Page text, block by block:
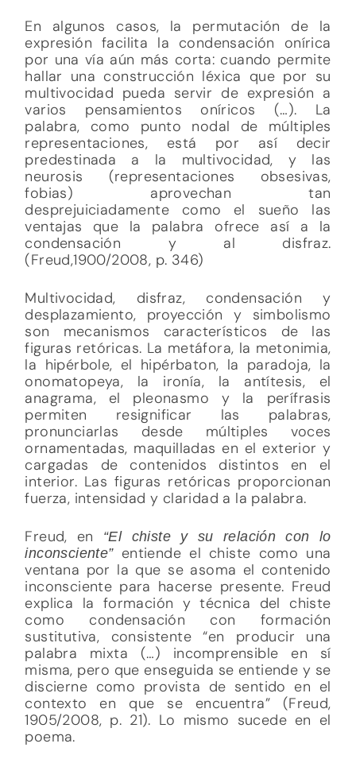
En algunos casos, la permutación de la
expresión facilita la condensación onírica
por una vía aún más corta: cuando permite
hallar una construcción léxica que por su
multivocidad pueda servir de expresión a
varios pensamientos oníricos (…). La
palabra, como punto nodal de múltiples
representaciones, está por así decir
predestinada a la multivocidad, y las
neurosis (representaciones obsesivas,
fobias) aprovechan tan
desprejuiciadamente como el sueño las
ventajas que la palabra ofrece así a la
condensación y al disfraz.
(Freud,1900/2008, p. 346)
Multivocidad, disfraz, condensación y
desplazamiento, proyección y simbolismo
son mecanismos característicos de las
figuras retóricas. La metáfora, la metonimia,
la hipérbole, el hipérbaton, la paradoja, la
onomatopeya, la ironía, la antítesis, el
anagrama, el pleonasmo y la perífrasis
permiten resignificar las palabras,
pronunciarlas desde múltiples voces
ornamentadas, maquilladas en el exterior y
cargadas de contenidos distintos en el
interior. Las figuras retóricas proporcionan
fuerza, intensidad y claridad a la palabra.
Freud, en
“El chiste y su relación con lo
inconsciente” entiende el chiste como una
ventana por la que se asoma el contenido
inconsciente para hacerse presente. Freud
explica la formación y técnica del chiste
como condensación con formación
sustitutiva, consistente “en producir una
palabra mixta (…) incomprensible en sí
misma, pero que enseguida se entiende y se
discierne como provista de sentido en el
contexto en que se encuentra” (Freud,
1905/2008, p. 21). Lo mismo sucede en el
poema.